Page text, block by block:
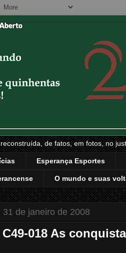
de fatos, em fotos, no
Esperança Esportes
O mundo e suas
31 de janeiro de 2008
018 As